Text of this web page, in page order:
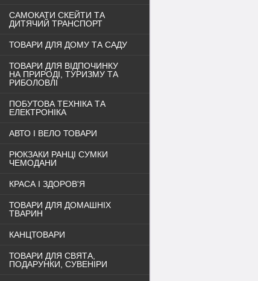
САМОКАТИ СКЕЙТИ ТА
ДИТЯЧИЙ ТРАНСПОРТ
ТОВАРИ ДЛЯ ДОМУ ТА САДУ
ТОВАРИ ДЛЯ ВІДПОЧИНКУ
НА ПРИРОДІ, ТУРИЗМУ ТА
РИБОЛОВЛІ
ПОБУТОВА ТЕХНІКА ТА
ЕЛЕКТРОНІКА
АВТО І ВЕЛО ТОВАРИ
РЮКЗАКИ РАНЦІ СУМКИ
ЧЕМОДАНИ
КРАСА І ЗДОРОВ'Я
ТОВАРИ ДЛЯ ДОМАШНІХ
ТВАРИН
КАНЦТОВАРИ
ТОВАРИ ДЛЯ СВЯТА,
ПОДАРУНКИ, СУВЕНІРИ